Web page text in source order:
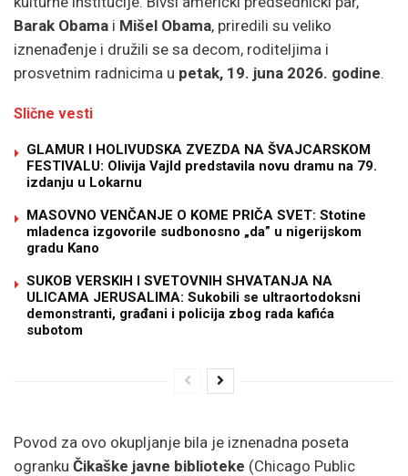
Barak Obama i Mišel Obama, priredili su veliko
iznenađenje i družili se sa decom, roditeljima i
prosvetnim radnicima u petak, 19. juna 2026. godine.
Slične vesti
GLAMUR I HOLIVUDSKA ZVEZDA NA ŠVAJCARSKOM
FESTIVALU: Olivija Vajld predstavila novu dramu na 79.
izdanju u Lokarnu
MASOVNO VENČANJE O KOME PRIČA SVET: Stotine
mladenca izgovorile sudbonosno „da” u nigerijskom
gradu Kano
SUKOB VERSKIH I SVETOVNIH SHVATANJA NA
ULICAMA JERUSALIMA: Sukobili se ultraortodoksni
demonstranti, građani i policija zbog rada kafića
subotom
Povod za ovo okupljanje bila je iznenadna poseta
ogranku Čikaške javne biblioteke (Chicago Public